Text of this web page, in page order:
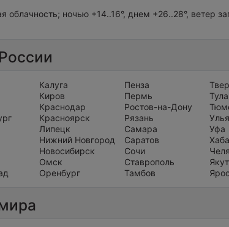
облачность; ночью +14..16°, днем +26..28°, ветер
Калуга
Киров
Краснодар
Красноярск
Липецк
Нижний Новгород
Новосибирск
Омск
Оренбург
Пенза
Пермь
Ростов-на-Дону
Рязань
Самара
Саратов
Сочи
Ставрополь
Тамбов
Тула
Уфа